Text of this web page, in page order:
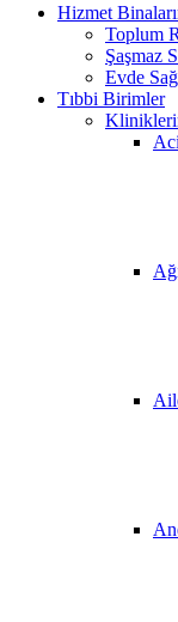
Hizmet
Toplum
Şaşmaz
Evde
Tıbbi Birimler